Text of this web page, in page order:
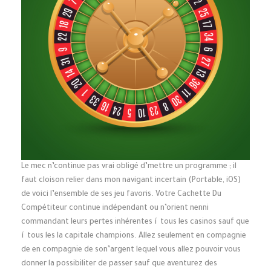
Le mec n’continue pas vrai obligé d’mettre un programme ; il
faut cloison relier dans mon navigant incertain (Portable, iOS)
de voici l’ensemble de ses jeu favoris. Votre Cachette Du
Compétiteur continue indépendant ou n’orient nenni
commandant leurs pertes inhérentes í tous les casinos sauf que
í tous les la capitale champions. Allez seulement en compagnie
de en compagnie de son’argent lequel vous allez pouvoir vous
donner la possibiliter de passer sauf que aventurez des